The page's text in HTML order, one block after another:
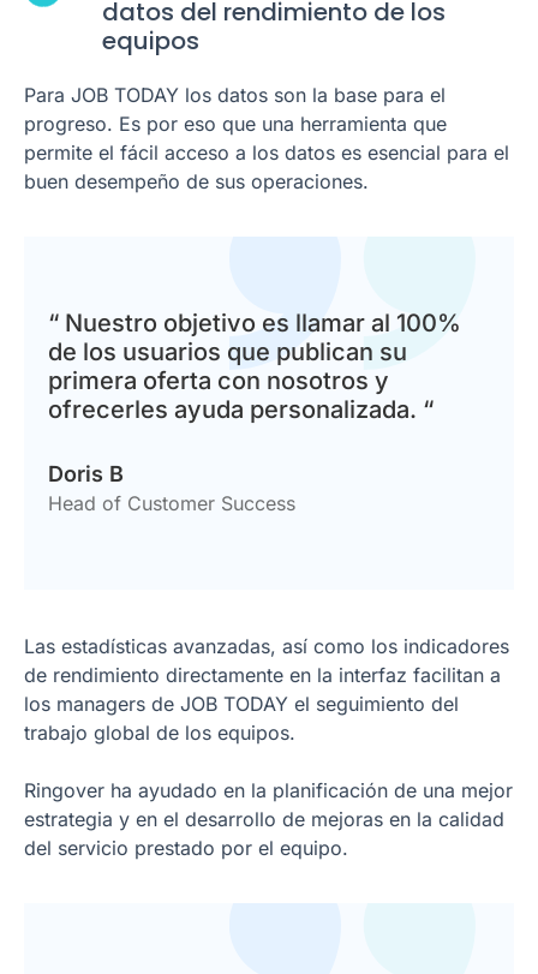
datos del rendimiento de los
equipos
Para JOB TODAY los datos son la base para el
progreso. Es por eso que una herramienta que
permite el fácil acceso a los datos es esencial para el
buen desempeño de sus operaciones.
“ Nuestro objetivo es llamar al 100%
de los usuarios que publican su
primera oferta con nosotros y
ofrecerles ayuda personalizada. “
Doris B
Head of Customer Success
Las estadísticas avanzadas, así como los indicadores
de rendimiento directamente en la interfaz facilitan a
los managers de JOB TODAY el seguimiento del
trabajo global de los equipos.
Ringover ha ayudado en la planificación de una mejor
estrategia y en el desarrollo de mejoras en la calidad
del servicio prestado por el equipo.